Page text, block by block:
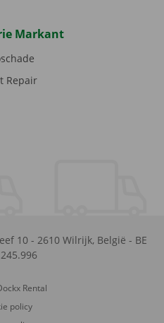
Markant
Repair
10 - 2610 Wilrijk, België - BE
Rental
policy